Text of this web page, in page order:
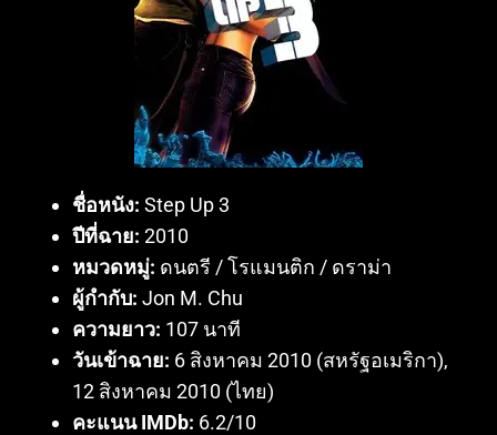
ชื่อหนัง: Step Up 3
ปีที่ฉาย: 2010
หมวดหมู่: ดนตรี / โรแมนติก / ดราม่า
ผู้กำกับ: Jon M. Chu
ความยาว: 107 นาที
วันเข้าฉาย: 6 สิงหาคม 2010 (สหรัฐอเมริกา),
12 สิงหาคม 2010 (ไทย)
คะแนน IMDb: 6.2/10